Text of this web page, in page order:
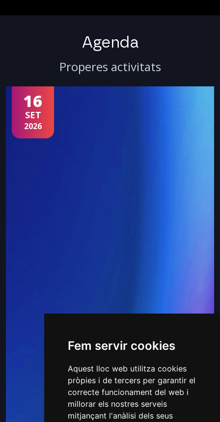
Fem servir cookies
Aquest lloc web utilitza cookies
pròpies i de tercers per garantir el
correcte funcionament del web i
millorar els nostres serveis
mitjançant l'anàlisi dels seus
Agenda
Properes activitats
16
SET
2026